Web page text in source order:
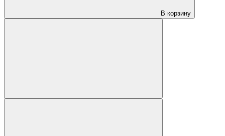
В корзину